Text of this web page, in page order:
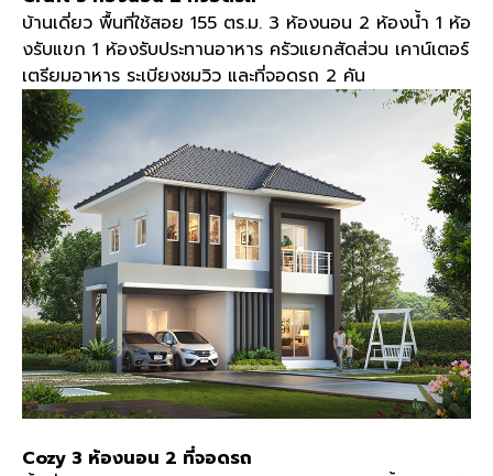
บ้านเดี่ยว พื้นที่ใช้สอย 155 ตร.ม. 3 ห้องนอน 2 ห้องน้ำ 1 ห้อ
งรับแขก 1 ห้องรับประทานอาหาร ครัวแยกสัดส่วน เคาน์เตอร์
เตรียมอาหาร ระเบียงชมวิว และที่จอดรถ 2 คัน
Cozy 3 ห้องนอน 2 ที่จอดรถ